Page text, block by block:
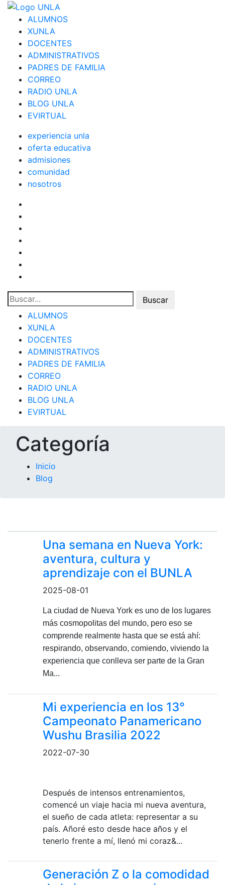
ALUMNOS
XUNLA
DOCENTES
ADMINISTRATIVOS
PADRES DE FAMILIA
CORREO
RADIO UNLA
BLOG UNLA
EVIRTUAL
experiencia unla
oferta educativa
admisiones
comunidad
nosotros
ALUMNOS
XUNLA
DOCENTES
ADMINISTRATIVOS
PADRES DE FAMILIA
CORREO
RADIO UNLA
BLOG UNLA
EVIRTUAL
Categoría
Inicio
Blog
Una semana en Nueva York:
aventura, cultura y
aprendizaje con el BUNLA
2025-08-01
La ciudad de Nueva York es uno de los lugares
más cosmopolitas del mundo, pero eso se
comprende realmente hasta que se está ahí:
respirando, observando, comiendo, viviendo la
experiencia que conlleva ser parte de la Gran
Ma...
Mi experiencia en los 13°
Campeonato Panamericano
Wushu Brasilia 2022
2022-07-30
Después de intensos entrenamientos,
comencé un viaje hacia mi nueva aventura,
el sueño de cada atleta: representar a su
país. Añoré esto desde hace años y el
tenerlo frente a mí, llenó mi coraz&...
Generación Z o la comodidad